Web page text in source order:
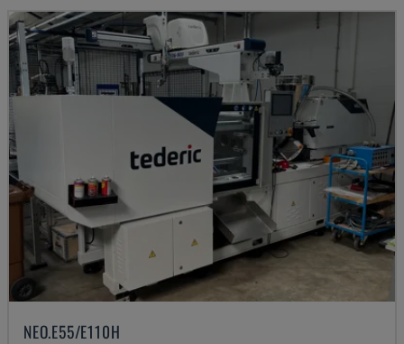
NEO.E55/E110H